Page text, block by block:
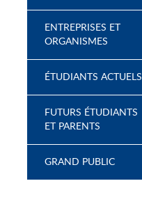
ENTREPRISES ET
ORGANISMES
ÉTUDIANTS ACTUELS
FUTURS ÉTUDIANTS
ET PARENTS
GRAND PUBLIC